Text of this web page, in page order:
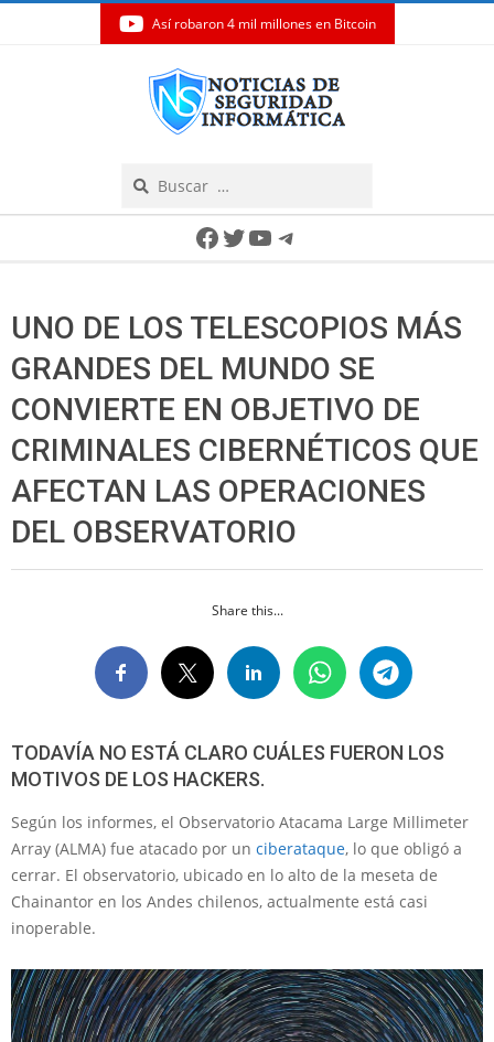
Así robaron 4 mil millones en Bitcoin
Facebook
Twitter
YouTube
Telegram
UNO DE LOS TELESCOPIOS MÁS
GRANDES DEL MUNDO SE
CONVIERTE EN OBJETIVO DE
CRIMINALES CIBERNÉTICOS QUE
AFECTAN LAS OPERACIONES
DEL OBSERVATORIO
Share this...
TODAVÍA NO ESTÁ CLARO CUÁLES FUERON LOS
MOTIVOS DE LOS HACKERS.
Según los informes, el Observatorio Atacama Large Millimeter
Array (ALMA) fue atacado por un ciberataque, lo que obligó a
cerrar. El observatorio, ubicado en lo alto de la meseta de
Chainantor en los Andes chilenos, actualmente está casi
inoperable.